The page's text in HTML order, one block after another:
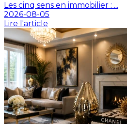
Les cinq sens en immobilier : ...
2026-08-05
Lire l'article